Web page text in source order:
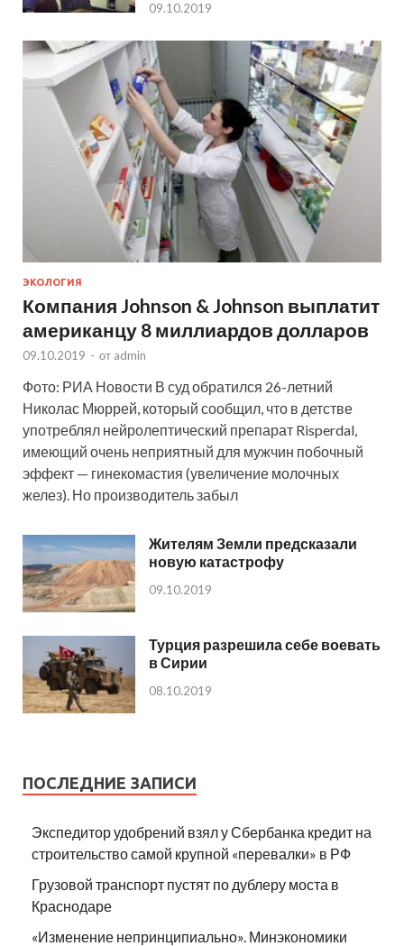
09.10.2019
ЭКОЛОГИЯ
Компания Johnson & Johnson выплатит
американцу 8 миллиардов долларов
09.10.2019 - от admin
Фото: РИА Новости В суд обратился 26-летний
Николас Мюррей, который сообщил, что в детстве
употреблял нейролептический препарат Risperdal,
имеющий очень неприятный для мужчин побочный
эффект — гинекомастия (увеличение молочных
желез). Но производитель забыл
Жителям Земли предсказали
новую катастрофу
09.10.2019
Турция разрешила себе воевать
в Сирии
08.10.2019
ПОСЛЕДНИЕ ЗАПИСИ
Экспедитор удобрений взял у Сбербанка кредит на
строительство самой крупной «перевалки» в РФ
Грузовой транспорт пустят по дублеру моста в
Краснодаре
«Изменение непринципиально». Минэкономики